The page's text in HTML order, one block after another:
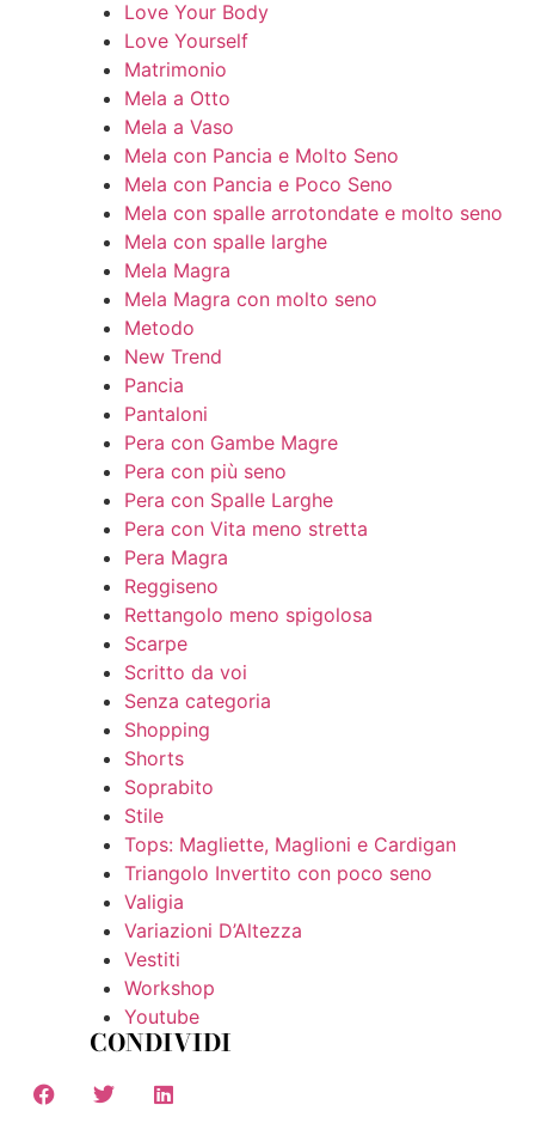
Love Your Body
Love Yourself
Matrimonio
Mela a Otto
Mela a Vaso
Mela con Pancia e Molto Seno
Mela con Pancia e Poco Seno
Mela con spalle arrotondate e molto seno
Mela con spalle larghe
Mela Magra
Mela Magra con molto seno
Metodo
New Trend
Pancia
Pantaloni
Pera con Gambe Magre
Pera con più seno
Pera con Spalle Larghe
Pera con Vita meno stretta
Pera Magra
Reggiseno
Rettangolo meno spigolosa
Scarpe
Scritto da voi
Senza categoria
Shopping
Shorts
Soprabito
Stile
Tops: Magliette, Maglioni e Cardigan
Triangolo Invertito con poco seno
Valigia
Variazioni D’Altezza
Vestiti
Workshop
Youtube
CONDIVIDI